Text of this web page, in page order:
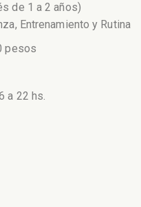
de 1 a 2 años)
Entrenamiento y Rutina
pesos
a 22 hs.